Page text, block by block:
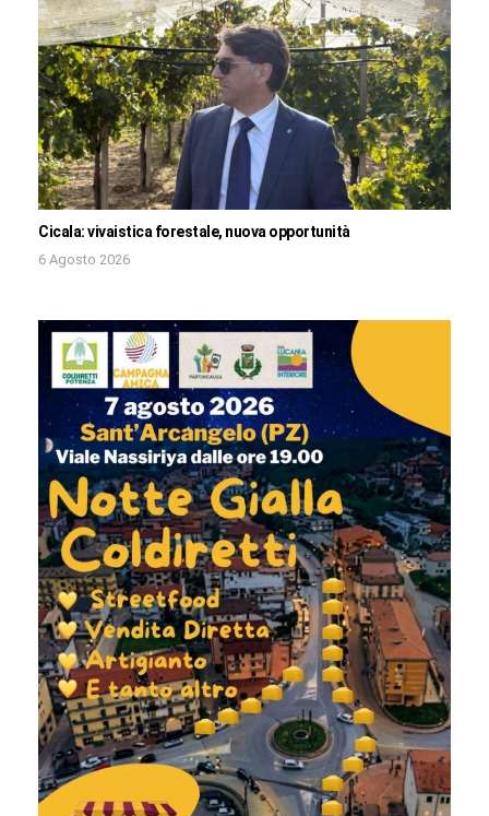
Cicala: vivaistica forestale, nuova opportunità
6 Agosto 2026